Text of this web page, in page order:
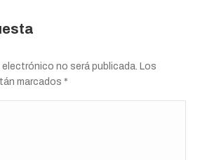
no será publicada. Los
marcados *